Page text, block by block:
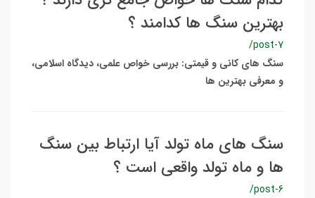
بهترین سنگ ها کدامند ؟
/post-7
سنگ های کانی و قیمتی: بررسی خواص علمی، دیدگاه اسلامی،
و معرفی بهترین ها
سنگ های ماه تولد آیا ارتباط بین سنگ
ها و ماه تولد واقعی است ؟
/post-6